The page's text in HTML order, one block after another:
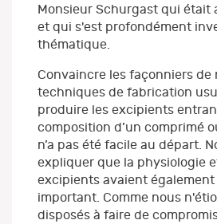
Monsieur Schurgast qui était
et qui s'est profondément
thématique.
Convaincre les façonniers de
techniques de fabrication
produire les excipients
composition d’un comprimé
n’a pas été facile au départ.
expliquer que la physiologie
excipients avaient
important. Comme nous
disposés à faire de